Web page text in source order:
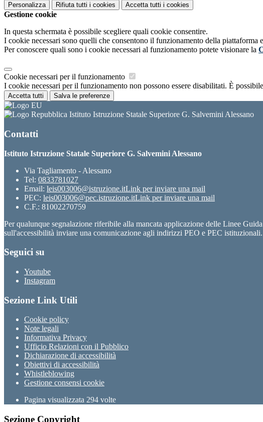
Personalizza Rifiuta tutti i cookies Accetta tutti i cookies
Gestione cookie
In questa schermata è possibile scegliere quali cookie consentire.
I cookie necessari sono quelli che consentono il funzionamento della piattaforma
Per conoscere quali sono i cookie necessari al funzionamento potete visionare la
Cookie necessari per il funzionamento
I cookie necessari per il funzionamento non possono essere disabilitati. È
Accetta tutti Salva le preferenze
Istituto Istruzione Statale Superiore G. Salvemini Alessano
Contatti
Istituto Istruzione Statale Superiore G. Salvemini Alessano
Via Tagliamento - Alessano
Tel: 0833781027
Email: leis003006@istruzione.itLink per inviare una mail
PEC: leis003006@pec.istruzione.itLink per inviare una mail
C.F.: 81002270759
Per qualunque segnalazione riferibile alla mancata applicazione delle Linee
sull'accessibilità inviare una comunicazione agli indirizzi PEO e PEC istituzionali.
Seguici su
Youtube
Instagram
Sezione Link Utili
Cookie policy
Note legali
Informativa Privacy
Ufficio Relazioni con il Pubblico
Dichiarazione di accessibilità
Obiettivi di accessibilità
Whistleblowing
Gestione consensi cookie
Pagina visualizzata 294 volte
Sezione Copyright